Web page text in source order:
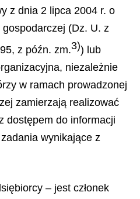
z dnia 2 lipca 2004 r. o
(Dz. U. z
z późn. zm.3)) lub
niezależnie
w ramach prowadzonej
zamierzają realizować
dostępem do informacji
wynikające z
– jest członek